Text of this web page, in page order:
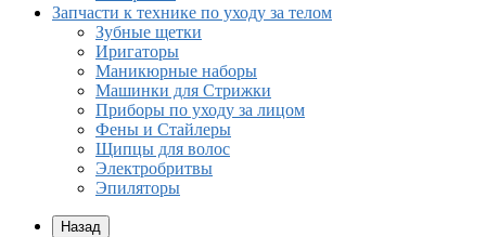
Запчасти к технике по уходу за телом
Зубные щетки
Иригаторы
Маникюрные наборы
Машинки для Стрижки
Приборы по уходу за лицом
Фены и Стайлеры
Щипцы для волос
Электробритвы
Эпиляторы
Назад